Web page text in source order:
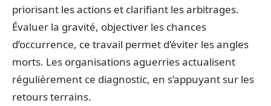
priorisant les actions et clarifiant les arbitrages.
Évaluer la gravité, objectiver les chances
d’occurrence, ce travail permet d’éviter les angles
morts. Les organisations aguerries actualisent
régulièrement ce diagnostic, en s’appuyant sur les
retours terrains.